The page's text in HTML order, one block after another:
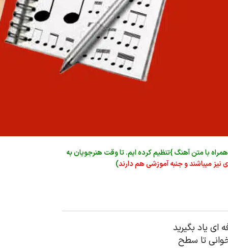
با متن آهنگ }تنظیم کرده ایم. تا وقت هنرجویان به
نیز میباشند و جنبه آموزشی هم دارند)
ای یاد بگیرید
تا سطح